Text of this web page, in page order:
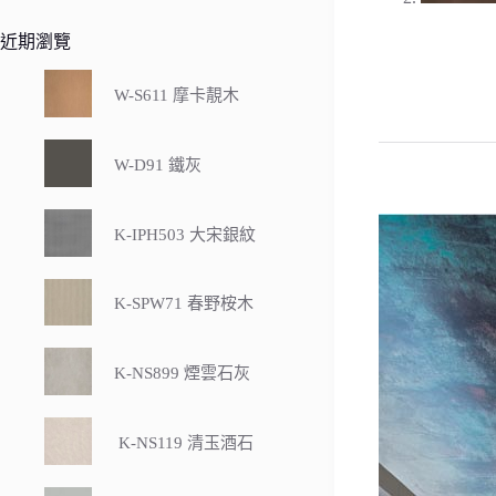
近期瀏覽
W-S611 摩卡靚木
W-D91 鐵灰
K-IPH503 大宋銀紋
K-SPW71 春野桉木
K-NS899 煙雲石灰
K-NS119 清玉酒石